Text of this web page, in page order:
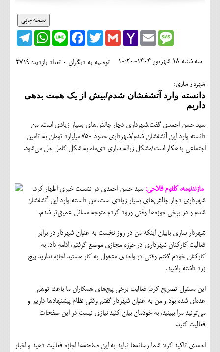
وبلاگ
کلینیک
محیط زیست و گردشگری
فرهنگی و هنری
سیاسی
خانه
نسخه چاپی
Telegram
WhatsApp Line
FacebookTwitterGmailYahoo
Mail
EmailMessage
تعداد بازدید: 2719 توصیه به دیگران 0 سه شنبه 18 شهريور 1404-10:20
شهردار ساری:
دانسته وارد آتشفشان شدم/بیش از یک همت بدهی
داریم
سید حسن احمدی گفت:شهرداری دچار چالش‌های بسیار زیادی است، من
دانسته وارد این آتشفشان شدم/شهرداری حدود ۷۵۰ میلیارد تومان به تامین
اجتماعی بدهکار است/مشکل زباله ساری دی‌ماه به شکل کامل حل می‌شود.
مازندنومه، کلثوم فلاحی: سید حسن احمدی در نشست خبری اظهار کرد:
شهرداری دچار چالش‌های بسیار زیادی است، من دانسته وارد این آتشفشان
شدم و در برخی حوزه‌ها وقتی ورود کردم متوجه مسائل عمیق‌تر شدم.
شهردار ساری بابیان اینکه من در روز نخست به عنوان شهردار در برابر
فعالیت کارکنان شهرداری در حوزه مجازی موضع گرفتم، ادامه داد: به
کارکنان خودم گفتم وقتی در واحدی مشغول به کار هستید اجازه ندارید پیج
زرد داشته باشید.
این مسئول تصریح کرد: فعالیت برخی پیج‌های همکاران ما باعث توهم
عده‌ای شده بود و من به عنوان شهردار گفتم وقتی نظام پیشنهادها داریم و
می‌توانید مرا ببینید، به خودمان بیان کنید نیازی نیست در این صفحات
فعالیت کنید.
احمدی تاکید کرد: شما رسانه‌ها نباید به این صفحه‌ها اجازه فعالیت دهید و اخبار